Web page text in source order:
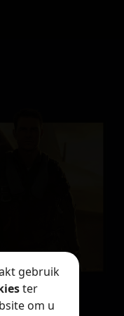
gebruik
ter
om u